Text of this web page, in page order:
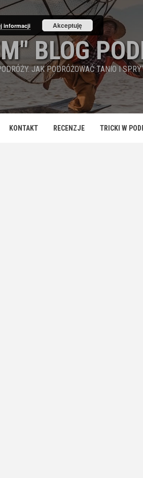
BLOG
JAK PODRÓŻOWAĆ TANIO I
KONTAKT RECENZJE TRICKI W
informacji Akceptuję